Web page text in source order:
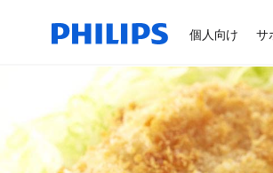
個人向け サ